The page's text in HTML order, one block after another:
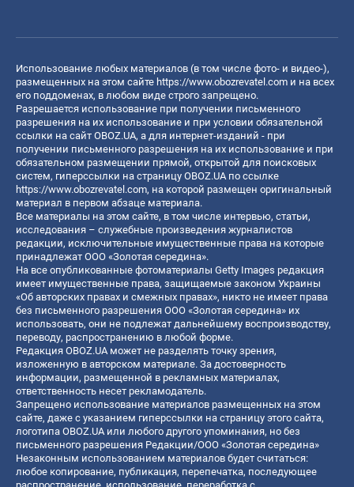
Использование любых материалов (в том числе фото- и видео-),
размещенных на этом сайте https://www.obozrevatel.com и на всех
его поддоменах, в любом виде строго запрещено.
Разрешается использование при получении письменного
разрешения на их использование и при условии обязательной
ссылки на сайт OBOZ.UA, а для интернет-изданий - при
получении письменного разрешения на их использование и при
обязательном размещении прямой, открытой для поисковых
систем, гиперссылки на страницу OBOZ.UA по ссылке
https://www.obozrevatel.com, на которой размещен оригинальный
материал в первом абзаце материала.
Все материалы на этом сайте, в том числе интервью, статьи,
исследования – служебные произведения журналистов
редакции, исключительные имущественные права на которые
принадлежат ООО «Золотая середина».
На все опубликованные фотоматериалы Getty Images редакция
имеет имущественные права, защищаемые законом Украины
«Об авторских правах и смежных правах», никто не имеет права
без письменного разрешения ООО «Золотая середина» их
использовать, они не подлежат дальнейшему воспроизводству,
переводу, распространению в любой форме.
Редакция OBOZ.UA может не разделять точку зрения,
изложенную в авторском материале. За достоверность
информации, размещенной в рекламных материалах,
ответственность несет рекламодатель.
Запрещено использование материалов размещенных на этом
сайте, даже с указанием гиперссылки на страницу этого сайта,
логотипа OBOZ.UA или любого другого упоминания, но без
письменного разрешения Редакции/ООО «Золотая середина»
Незаконным использованием материалов будет считаться:
любое копирование, публикация, перепечатка, последующее